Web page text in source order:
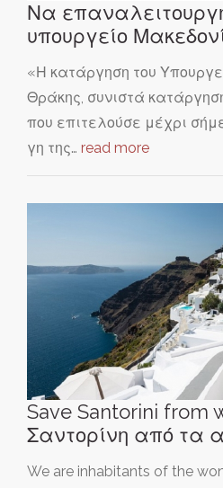
Να
υπουργείο
«Η κατάργηση του
Θράκης, συνιστά
που επιτελούσε μέχρι
γη της… read more
Save Santorini from
Σαντορίνη από τα
We are inhabitants of the